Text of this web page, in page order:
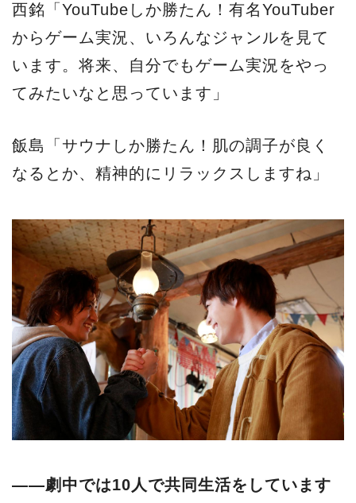
西銘「YouTubeしか勝たん！有名YouTuber
からゲーム実況、いろんなジャンルを見て
います。将来、自分でもゲーム実況をやっ
てみたいなと思っています」
飯島「サウナしか勝たん！肌の調子が良く
なるとか、精神的にリラックスしますね」
――劇中では10人で共同生活をしています